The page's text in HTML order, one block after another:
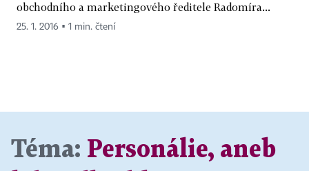
obchodního a marketingového ředitele Radomíra...
25. 1. 2016 ▪ 1 min. čtení
Téma: Personálie, aneb